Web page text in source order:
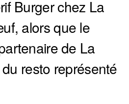
Burger chez La
alors que le
de La
resto représenté